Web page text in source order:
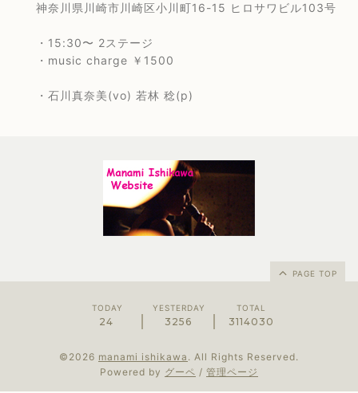
神奈川県川崎市川崎区小川町16-15 ヒロサワビル103号
・15:30〜 2ステージ
・music charge ￥1500
・石川真奈美(vo) 若林 稔(p)
PAGE TOP
TODAY
24
YESTERDAY
3256
TOTAL
3114030
©2026 manami ishikawa . All Rights Reserved.
Powered by グーペ / 管理ページ